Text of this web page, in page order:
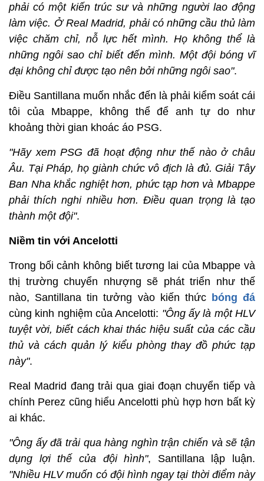
phải có một kiến ​​trúc sư và những người lao động
làm việc. Ở Real Madrid, phải có những cầu thủ làm
việc chăm chỉ, nỗ lực hết mình. Họ không thể là
những ngôi sao chỉ biết đến mình. Một đội bóng vĩ
đại không chỉ được tạo nên bởi những ngôi sao".
Điều Santillana muốn nhắc đến là phải kiểm soát cái
tôi của Mbappe, không thể để anh tự do như
khoảng thời gian khoác áo PSG.
"Hãy xem PSG đã hoạt động như thế nào ở châu
Âu. Tại Pháp, họ giành chức vô địch là đủ. Giải Tây
Ban Nha khắc nghiệt hơn, phức tạp hơn và Mbappe
phải thích nghi nhiều hơn. Điều quan trọng là tạo
thành một đội".
Niềm tin với Ancelotti
Trong bối cảnh không biết tương lai của Mbappe và
thị trường chuyển nhượng sẽ phát triển như thế
nào, Santillana tin tưởng vào kiến ​​thức bóng đá
cùng kinh nghiệm của Ancelotti: "Ông ấy là một HLV
tuyệt vời, biết cách khai thác hiệu suất của các cầu
thủ và cách quản lý kiểu phòng thay đồ phức tạp
này".
Real Madrid đang trải qua giai đoạn chuyển tiếp và
chính Perez cũng hiểu Ancelotti phù hợp hơn bất kỳ
ai khác.
"Ông ấy đã trải qua hàng nghìn trận chiến và sẽ tận
dụng lợi thế của đội hình", Santillana lập luận.
"Nhiều HLV muốn có đội hình ngay tại thời điểm này